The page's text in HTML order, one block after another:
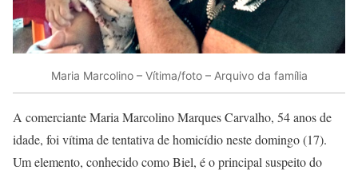
Maria Marcolino – Vítima/foto – Arquivo da família
A comerciante Maria Marcolino Marques Carvalho, 54 anos de
idade, foi vítima de tentativa de homicídio neste domingo (17).
Um elemento, conhecido como Biel, é o principal suspeito do